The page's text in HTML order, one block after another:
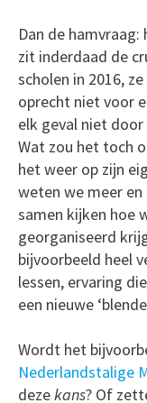
Dan de
zit inderdaad de
scholen in 2016,
oprecht niet voor
elk geval niet
Wat zou het toch
het weer op zijn
weten we meer en
samen kijken hoe
georganiseerd
bijvoorbeeld heel
lessen, ervaring
een nieuwe
Wordt het
Nederlandstalige
dezekans? Of